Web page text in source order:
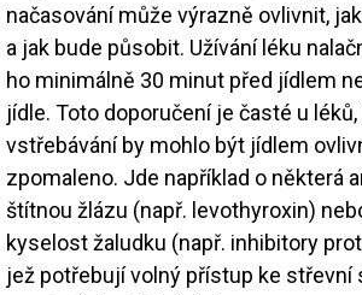
načasování může výrazně ovlivnit,
a jak bude působit. Užívání léku
ho minimálně 30 minut před jídlem
jídle. Toto doporučení je časté u
vstřebávání by mohlo být jídlem
zpomaleno. Jde například o některá
štítnou žlázu (např. levothyroxin)
kyselost žaludku (např. inhibitory
jež potřebují volný přístup ke střevní